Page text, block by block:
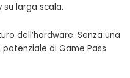
larga scala.
dell’hardware. Senza una
di Game Pass